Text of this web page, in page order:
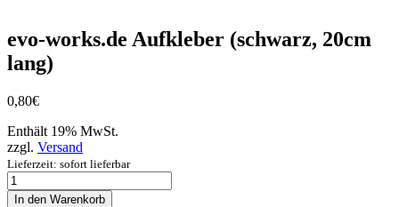
evo-works.de Aufkleber (schwarz, 20cm
lang)
0,80€
Enthält 19% MwSt.
zzgl. Versand
Lieferzeit: sofort lieferbar
evo-
works.de
In den Warenkorb